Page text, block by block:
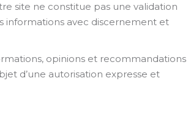
site ne constitue pas une validation
informations avec discernement et
opinions et recommandations
d’une autorisation expresse et